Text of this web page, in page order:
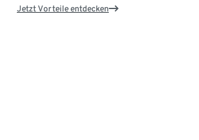
Jetzt Vorteile entdecken